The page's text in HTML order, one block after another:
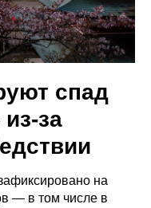
спад
за
на
— в том числе в